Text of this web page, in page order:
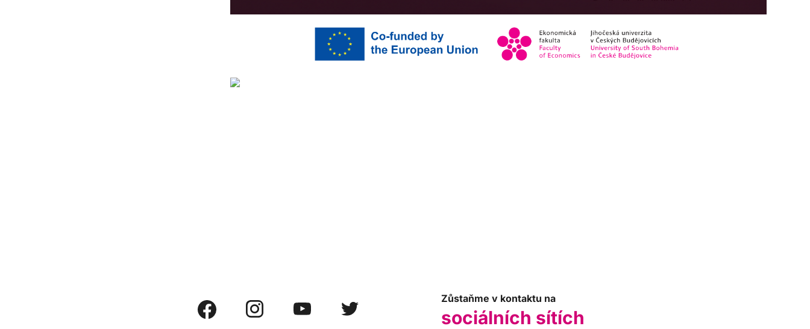
Zůstaňme v kontaktu na
sociálních sítích